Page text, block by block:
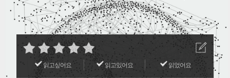
읽고싶어요 읽고있어요 읽었어요